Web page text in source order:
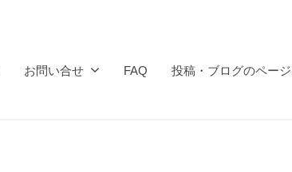
お問い合せ FAQ 投稿・ブログのページ